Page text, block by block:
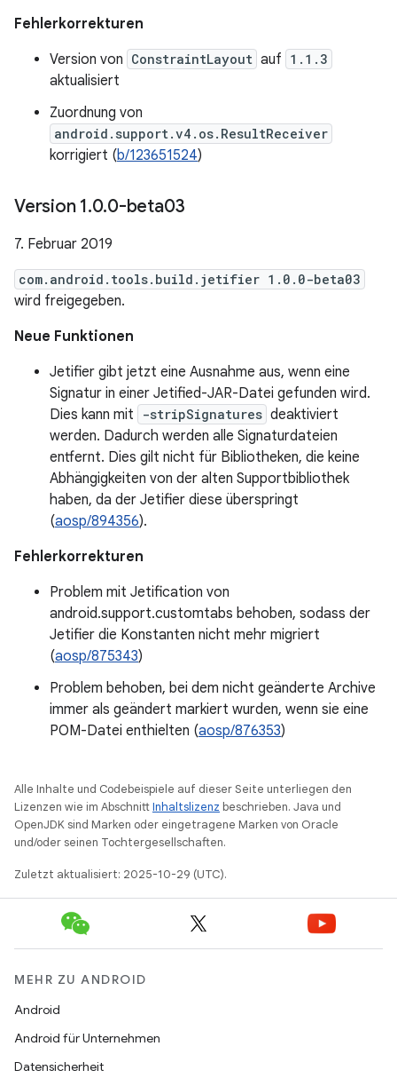
Fehlerkorrekturen
Version von ConstraintLayout auf 1.1.3
aktualisiert
Zuordnung von
android.support.v4.os.ResultReceiver
korrigiert (b/123651524)
Version 1.0.0-beta03
7. Februar 2019
com.android.tools.build.jetifier 1.0.0-beta03
wird freigegeben.
Neue Funktionen
Jetifier gibt jetzt eine Ausnahme aus, wenn eine
Signatur in einer Jetified-JAR-Datei gefunden wird.
Dies kann mit
-stripSignatures deaktiviert
werden. Dadurch werden alle Signaturdateien
entfernt. Dies gilt nicht für Bibliotheken, die keine
Abhängigkeiten von der alten Supportbibliothek
haben, da der Jetifier diese überspringt
(aosp/894356).
Fehlerkorrekturen
Problem mit Jetification von
android.support.customtabs behoben, sodass der
Jetifier die Konstanten nicht mehr migriert
(aosp/875343)
Problem behoben, bei dem nicht geänderte Archive
immer als geändert markiert wurden, wenn sie eine
POM-Datei enthielten (aosp/876353)
Alle Inhalte und Codebeispiele auf dieser Seite unterliegen den
Lizenzen wie im AbschnittInhaltslizenz beschrieben. Java und
OpenJDK sind Marken oder eingetragene Marken von Oracle
und/oder seinen Tochtergesellschaften.
Zuletzt aktualisiert: 2025-10-29 (UTC).
MEHR ZU ANDROID
Android
Android für Unternehmen
Datensicherheit